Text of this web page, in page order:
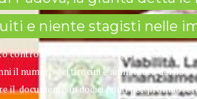
e niente stagisti nelle
contro lo sfruttamento degli stagisti arriva
il numero dei tirocini è aumentato del 43%:
il documento in dodici punti per